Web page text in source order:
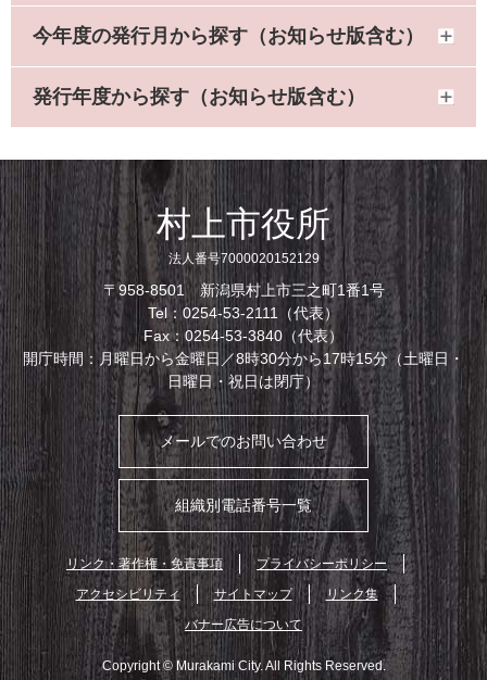
今年度の発行月から探す（お知らせ版含む）
発行年度から探す（お知らせ版含む）
村上市役所
法人番号7000020152129
〒958-8501 新潟県村上市三之町1番1号
Tel：0254-53-2111（代表）
Fax：0254-53-3840（代表）
開庁時間：月曜日から金曜日／8時30分から17時15分（土曜日・
日曜日・祝日は閉庁）
メールでのお問い合わせ
組織別電話番号一覧
リンク・著作権・免責事項
プライバシーポリシー
アクセシビリティ
サイトマップ
リンク集
バナー広告について
Copyright © Murakami City. All Rights Reserved.